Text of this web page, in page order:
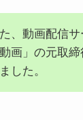
、動画配信
画」の元取
した。